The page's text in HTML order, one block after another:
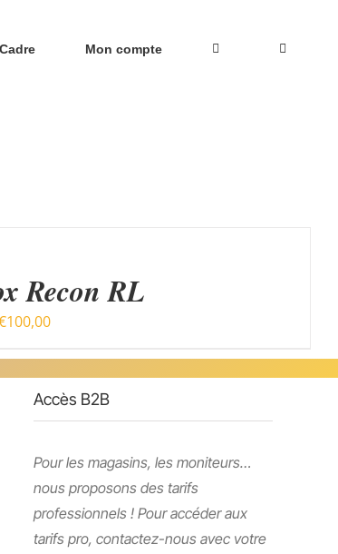
Mon compte
Recon RL
100,00
Accès B2B
Pour les magasins, les moniteurs…
nous proposons des tarifs
professionnels ! Pour accéder aux
tarifs pro, contactez-nous avec votre